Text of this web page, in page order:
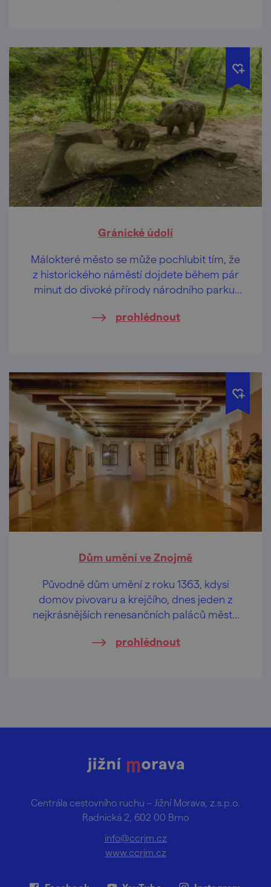
Gránické údolí
Málokteré město se může pochlubit tím, že
z historického náměstí dojdete během pár
minut do divoké přírody národního parku.
Gránického údolí.
prohlédnout
Dům umění ve Znojmě
Původně dům umění z roku 1363, kdysi
domov pivovaru a krejčího, dnes jeden z
nejkrásnějších renesančních paláců města
prohlédnout
Centrála cestovního ruchu – Jižní Morava, z.s.p.o.
Radnická 2, 602 00 Brno
info@ccrjm.cz
www.ccrjm.cz